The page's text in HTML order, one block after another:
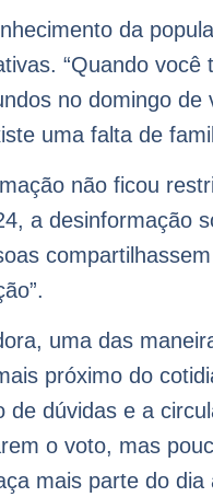
da
“Quando
no domingo
uma falta de
não ficou
a desinformação
uma das
próximo do
dúvidas e a
o voto, mas
mais parte do